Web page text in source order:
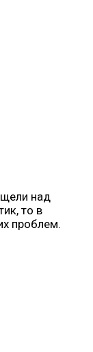
над
то в
проблем.